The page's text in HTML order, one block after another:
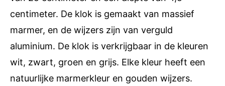
centimeter. De klok is gemaakt van massief
marmer, en de wijzers zijn van verguld
aluminium. De klok is verkrijgbaar in de kleuren
wit, zwart, groen en grijs. Elke kleur heeft een
natuurlijke marmerkleur en gouden wijzers.